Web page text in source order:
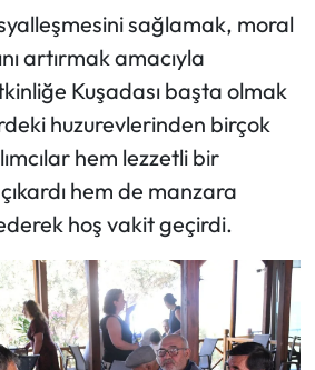
sağlamak, moral
artırmak amacıyla
Kuşadası başta olmak
huzurevlerinden birçok
hem lezzetli bir
çıkardı hem de manzara
hoş vakit geçirdi.